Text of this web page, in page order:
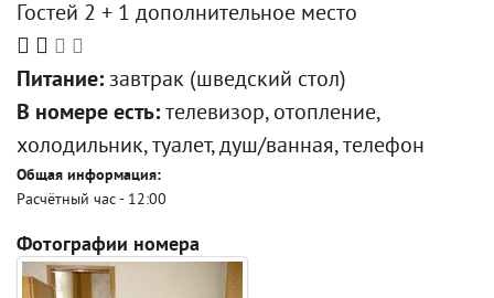
Гостей 2 + 1 дополнительное место
Питание: завтрак (шведский стол)
В номере есть: телевизор, отопление,
холодильник, туалет, душ/ванная, телефон
Общая информация:
Расчётный час - 12:00
Фотографии номера